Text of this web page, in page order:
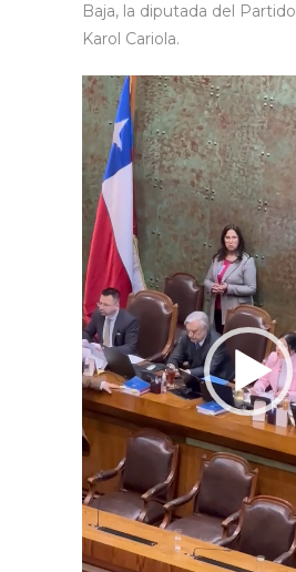
Baja, la diputada del
Karol Cariola.